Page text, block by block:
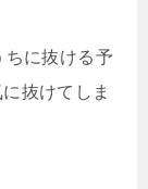
に抜ける予
抜けてしま